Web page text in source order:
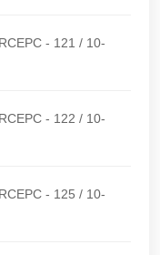
- 121 / 10-
- 122 / 10-
- 125 / 10-